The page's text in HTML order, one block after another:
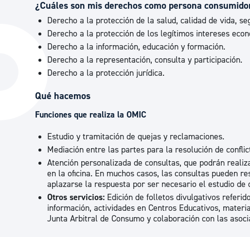
La ciudad
La ciudad ahora
Descubre la ciudad
¿Cuáles son mis derechos como persona
Derecho a la protección de la salud, calidad de vida,
Derecho a la protección de los legítimos intereses
Derecho a la información, educación y formación.
Derecho a la representación, consulta y participación.
Derecho a la protección jurídica.
Qué hacemos
Funciones que realiza la OMIC
Estudio y tramitación de quejas y reclamaciones.
Mediación entre las partes para la resolución de
Atención personalizada de consultas, que podrán
en la oficina. En muchos casos, las consultas pueden
aplazarse la respuesta por ser necesario el estudio de
Otros servicios: Edición de folletos divulgativos
información, actividades en Centros Educativos,
Junta Arbitral de Consumo y colaboración con las